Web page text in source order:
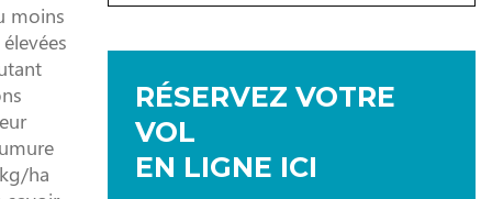
moins
ha
RÉSERVEZ VOTRE
VOL
EN LIGNE ICI